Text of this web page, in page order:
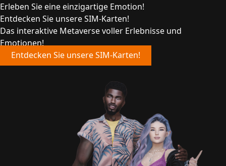
Erleben Sie eine einzigartige Emotion!
Entdecken Sie unsere SIM-Karten!
Das interaktive Metaverse voller Erlebnisse und
Emotionen!
Entdecken Sie unsere SIM-Karten!